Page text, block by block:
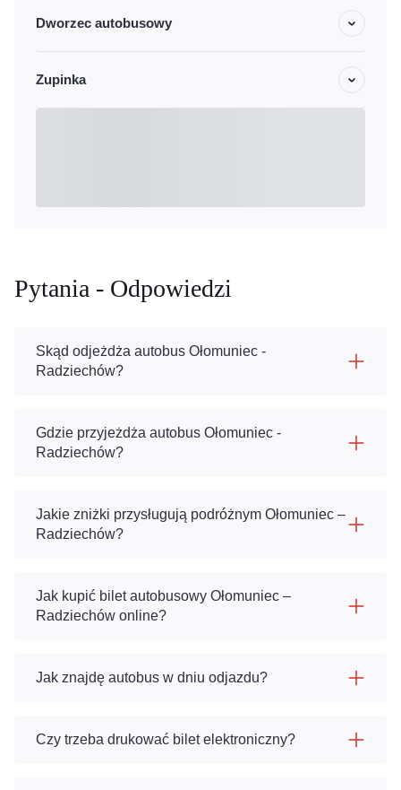
Dworzec autobusowy
Zupinka
Pytania - Odpowiedzi
Skąd odjeżdża autobus Ołomuniec -
Radziechów?
Gdzie przyjeżdża autobus Ołomuniec -
Radziechów?
Jakie zniżki przysługują podróżnym Ołomuniec –
Radziechów?
Jak kupić bilet autobusowy Ołomuniec –
Radziechów online?
Jak znajdę autobus w dniu odjazdu?
Czy trzeba drukować bilet elektroniczny?